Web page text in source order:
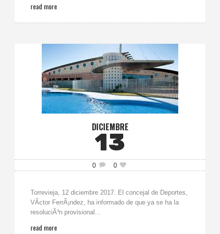
read more
DICIEMBRE
13
0 0
Torrevieja, 12 diciembre 2017. El concejal de Deportes,
VÃ­ctor FerrÃ¡ndez, ha informado de que ya se ha la
resoluciÃ³n provisional...
read more